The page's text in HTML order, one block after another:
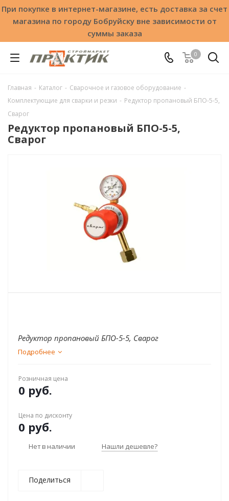
При покупке в интернет-магазине, есть доставка за счет
магазина по городу Бобруйску вне зависимости от
суммы заказа
0
Главная - Каталог - Сварочное и газовое оборудование -
Комплектующие для сварки и резки - Редуктор пропановый БПО-5-5,
Сварог
Редуктор пропановый БПО-5-5,
Сварог
Редуктор пропановый БПО-5-5, Сварог
Подробнее
Розничная цена
0 руб.
Цена по дисконту
0 руб.
Нет в наличии Нашли дешевле?
Поделиться